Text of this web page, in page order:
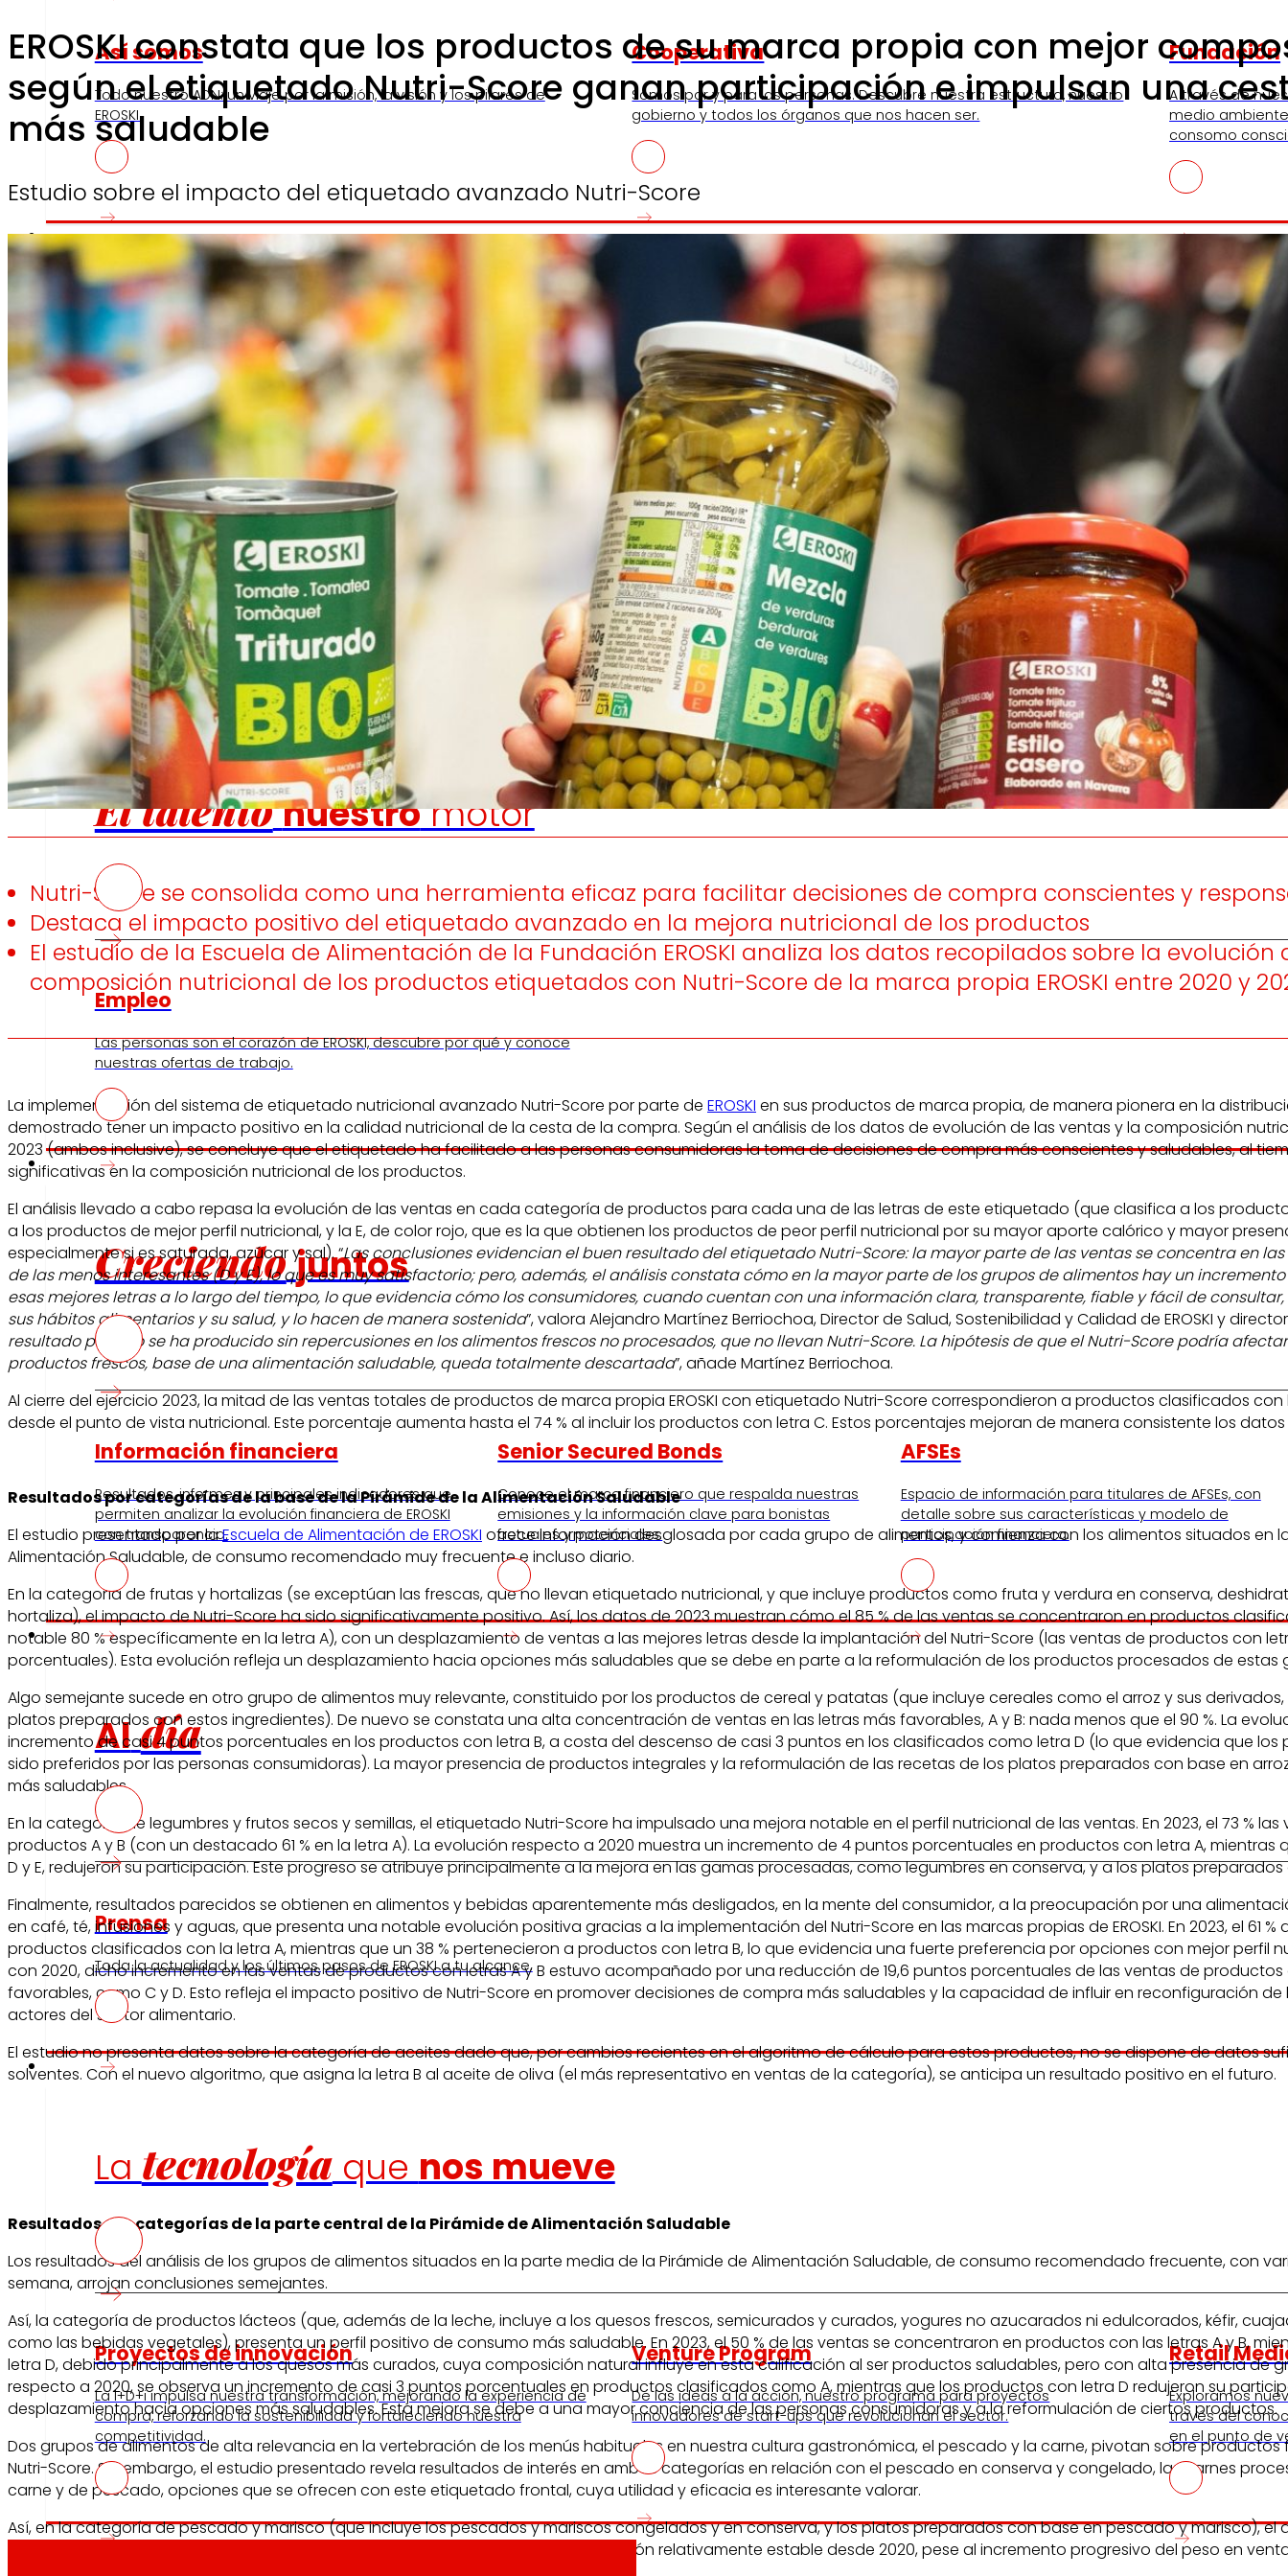
Así somos
Todo nuestro ADN: un viaje por la misión, la visión y los pilares de
EROSKI.
Cooperativa
Somos por y para las personas. Descubre nuestra estructura, nuestro
gobierno y todos los órganos que nos hacen ser.
Fundación
A través de
medio
consomo
Compromisos
CompromisosEROSKI
Fomentamosla
alimentación saludable.
Generamos riqueza localy
solidaridad
en el entorno.
Promovemosla
satisfacción y el desarrollo
de laspersonas
trabajadoras.
Escuchamose
informamosa las
personas
Empleo
El talentonuestromotor
Empleo
Las personas son el corazón de EROSKI, descubre por qué y conoce
nuestras ofertas de trabajo.
Inversores
Creciendojuntos
Información financiera
Resultados, informes y principales indicadores que
permiten analizar la evolución financiera de EROSKI
con transparencia.
Senior Secured Bonds
Conoce el marco financiero que respalda nuestras
emisiones y la información clave para bonistas
actuales y potenciales.
AFSEs
Espacio de información para titulares de AFSEs, con
detalle sobre sus características y modelo de
participación financiera.
Prensa
Aldía
Prensa
Toda la actualidad y los últimos pasos de EROSKI a tu alcance.
Innovación
La tecnologíaque nos mueve
Proyectos de innovación
La l+D+i impulsa nuestra transformación, mejorando la experiencia de
compra, reforzando la sostenibilidad y fortaleciendo nuestra
competitividad.
Venture Program
De las ideas a la acción, nuestro programa para proyectos
innovadores de start-ups que revolucionan el sector.
Retail
Exploramos
través del
en el punto de
EROSKI constata que los productos de su marca propia con mejor
según el etiquetado Nutri-Score ganan participación e impulsan una
más saludable
Estudio sobre el impacto del etiquetado avanzado Nutri-Score
Nutri-Score se consolida como una herramienta eficaz para facilitar decisiones de compra conscientes y
Destaca el impacto positivo del etiquetado avanzado en la mejora nutricional de los productos
El estudio de la Escuela de Alimentación de la Fundación EROSKI analiza los datos recopilados sobre la evolución
composición nutricional de los productos etiquetados con Nutri-Score de la marca propia EROSKI entre 2020 y
La implementación del sistema de etiquetado nutricional avanzado Nutri-Score por parte de EROSKI en sus productos de marca propia, de manera pionera en la
demostrado tener un impacto positivo en la calidad nutricional de la cesta de la compra. Según el análisis de los datos de evolución de las ventas y la composición
2023 (ambos inclusive), se concluye que el etiquetado ha facilitado a las personas consumidoras la toma de decisiones de compra más conscientes y saludables, al
significativas en la composición nutricional de los productos.
El análisis llevado a cabo repasa la evolución de las ventas en cada categoría de productos para cada una de las letras de este etiquetado (que clasifica a los
a los productos de mejor perfil nutricional, y la E, de color rojo, que es la que obtienen los productos de peor perfil nutricional por su mayor aporte calórico y mayor
especialmente si es saturada, azúcar y sal). “Las conclusiones evidencian el buen resultado del etiquetado Nutri-Score: la mayor parte de las ventas se concentra en
de las menos interesantes (D y E), lo que es muy satisfactorio; pero, además, el análisis constata cómo en la mayor parte de los grupos de alimentos hay un
esas mejores letras a lo largo del tiempo, lo que evidencia cómo los consumidores, cuando cuentan con una información clara, transparente, fiable y fácil de
sus hábitos alimentarios y su salud, y lo hacen de manera sostenida”, valora Alejandro Martínez Berriochoa, Director de Salud, Sostenibilidad y Calidad de EROSKI y director
resultado positivo se ha producido sin repercusiones en los alimentos frescos no procesados, que no llevan Nutri-Score. La hipótesis de que el Nutri-Score podría
productos frescos, base de una alimentación saludable, queda totalmente descartada”, añade Martínez Berriochoa.
Al cierre del ejercicio 2023, la mitad de las ventas totales de productos de marca propia EROSKI con etiquetado Nutri-Score correspondieron a productos clasificados con
desde el punto de vista nutricional. Este porcentaje aumenta hasta el 74 % al incluir los productos con letra C. Estos porcentajes mejoran de manera consistente los
Resultados por categorías de la base de la Pirámide de la Alimentación Saludable
El estudio presentado por laEscuela de Alimentación de EROSKI ofrece información desglosada por cada grupo de alimentos, y comienza con los alimentos situados en
Alimentación Saludable, de consumo recomendado muy frecuente e incluso diario.
En la categoría de frutas y hortalizas (se exceptúan las frescas, que no llevan etiquetado nutricional, y que incluye productos como fruta y verdura en conserva,
hortaliza), el impacto de Nutri-Score ha sido significativamente positivo. Así, los datos de 2023 muestran cómo el 85 % de las ventas se concentraron en productos
notable 80 % específicamente en la letra A), con un desplazamiento de ventas a las mejores letras desde la implantación del Nutri-Score (las ventas de productos con
porcentuales). Esta evolución refleja un desplazamiento hacia opciones más saludables que se debe en parte a la reformulación de los productos procesados de estas
Algo semejante sucede en otro grupo de alimentos muy relevante, constituido por los productos de cereal y patatas (que incluye cereales como el arroz y sus
platos preparados con estos ingredientes). De nuevo se constata una alta concentración de ventas en las letras más favorables, A y B: nada menos que el 90 %. La
incremento de casi 4 puntos porcentuales en los productos con letra B, a costa del descenso de casi 3 puntos en los clasificados como letra D (lo que evidencia que
sido preferidos por las personas consumidoras). La mayor presencia de productos integrales y la reformulación de las recetas de los platos preparados con base en
más saludables.
En la categoría de legumbres y frutos secos y semillas, el etiquetado Nutri-Score ha impulsado una mejora notable en el perfil nutricional de las ventas. En 2023, el 73 %
productos A y B (con un destacado 61 % en la letra A). La evolución respecto a 2020 muestra un incremento de 4 puntos porcentuales en productos con letra A,
D y E, redujeron su participación. Este progreso se atribuye principalmente a la mejora en las gamas procesadas, como legumbres en conserva, y a los platos
Finalmente, resultados parecidos se obtienen en alimentos y bebidas aparentemente más desligados, en la mente del consumidor, a la preocupación por una
en café, té, infusiones y aguas, que presenta una notable evolución positiva gracias a la implementación del Nutri-Score en las marcas propias de EROSKI. En 2023, el 61
productos clasificados con la letra A, mientras que un 38 % pertenecieron a productos con letra B, lo que evidencia una fuerte preferencia por opciones con mejor perfil
con 2020, dicho incremento en las ventas de productos con letras A y B estuvo acompañado por una reducción de 19,6 puntos porcentuales de las ventas de
favorables, como C y D. Esto refleja el impacto positivo de Nutri-Score en promover decisiones de compra más saludables y la capacidad de influir en reconfiguración
actores del sector alimentario.
El estudio no presenta datos sobre la categoría de aceites dado que, por cambios recientes en el algoritmo de cálculo para estos productos, no se dispone de datos
solventes. Con el nuevo algoritmo, que asigna la letra B al aceite de oliva (el más representativo en ventas de la categoría), se anticipa un resultado positivo en el futuro.
Resultados por categorías de la parte central de la Pirámide de Alimentación Saludable
Los resultados del análisis de los grupos de alimentos situados en la parte media de la Pirámide de Alimentación Saludable, de consumo recomendado frecuente, con
semana, arrojan conclusiones semejantes.
Así, la categoría de productos lácteos (que, además de la leche, incluye a los quesos frescos, semicurados y curados, yogures no azucarados ni edulcorados, kéfir,
como las bebidas vegetales), presenta un perfil positivo de consumo más saludable. En 2023, el 50 % de las ventas se concentraron en productos con las letras A y B,
letra D, debido principalmente a los quesos más curados, cuya composición natural influye en esta calificación al ser productos saludables, pero con alta presencia de
respecto a 2020, se observa un incremento de casi 3 puntos porcentuales en productos clasificados como A, mientras que los productos con letra D redujeron su
desplazamiento hacia opciones más saludables. Esta mejora se debe a una mayor conciencia de las personas consumidoras y a la reformulación de ciertos productos.
Dos grupos de alimentos de alta relevancia en la vertebración de los menús habituales en nuestra cultura gastronómica, el pescado y la carne, pivotan sobre
Nutri-Score. Sin embargo, el estudio presentado revela resultados de interés en ambas categorías en relación con el pescado en conserva y congelado, las carnes
carne y de pescado, opciones que se ofrecen con este etiquetado frontal, cuya utilidad y eficacia es interesante valorar.
Así, en la categoría de pescado y marisco (que incluye los pescados y mariscos congelados y en conserva, y los platos preparados con base en pescado y marisco), el
participación en las mejores letras (solo el 16 % de las ventas son D), con una situación relativamente estable desde 2020, pese al incremento progresivo del peso en